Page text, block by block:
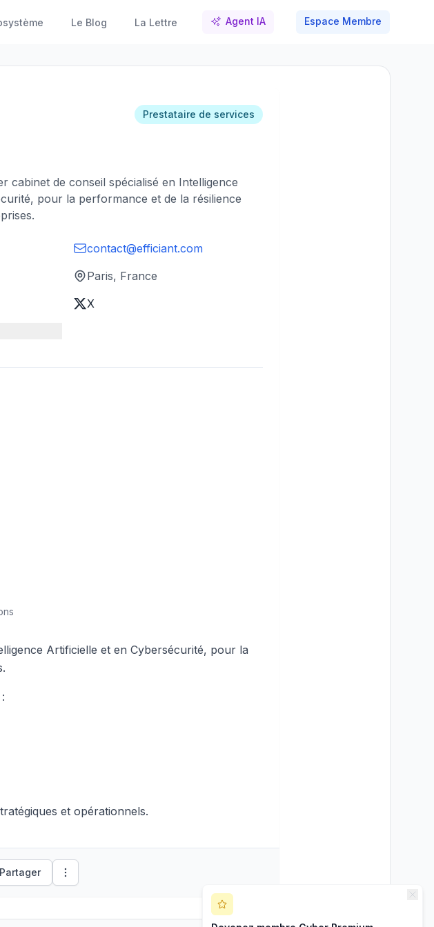
Le Blog La Lettre Agent IA Espace Membre
Prestataire de services
cabinet de conseil spécialisé en Intelligence
pour la performance et de la résilience
contact@efficiant.com
Paris, France
X
Artificielle et en Cybersécurité, pour la
et opérationnels.
Partager